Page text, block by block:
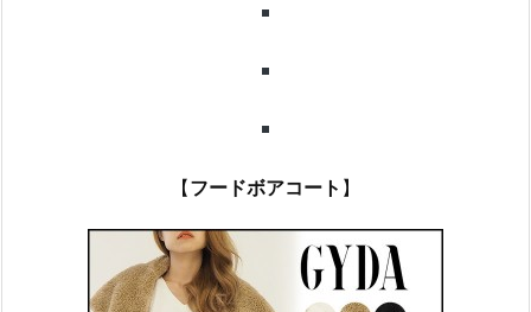
【フードボアコート 】